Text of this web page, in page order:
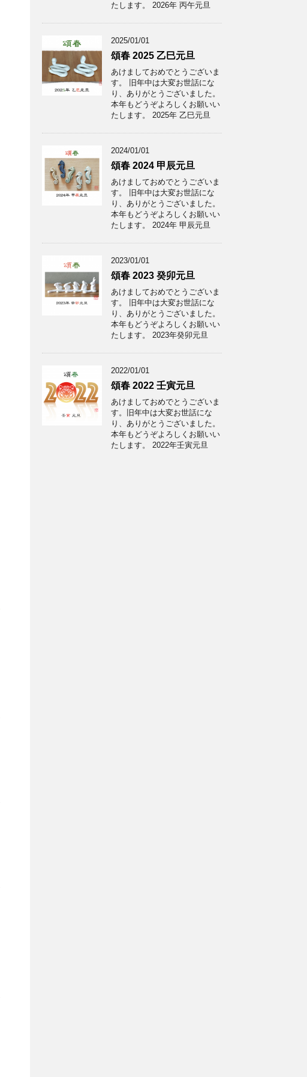
たします。 2026年 丙午元旦
2025/01/01
頌春 2025 乙巳元旦
あけましておめでとうございま
す。 旧年中は大変お世話にな
り、ありがとうございました。
本年もどうぞよろしくお願いい
たします。 2025年 乙巳元旦
2024/01/01
頌春 2024 甲辰元旦
あけましておめでとうございま
す。 旧年中は大変お世話にな
り、ありがとうございました。
本年もどうぞよろしくお願いい
たします。 2024年 甲辰元旦
2023/01/01
頌春 2023 癸卯元旦
あけましておめでとうございま
す。 旧年中は大変お世話にな
り、ありがとうございました。
本年もどうぞよろしくお願いい
たします。 2023年癸卯元旦
2022/01/01
頌春 2022 壬寅元旦
あけましておめでとうございま
す。旧年中は大変お世話にな
り、ありがとうございました。
本年もどうぞよろしくお願いい
たします。 2022年壬寅元旦